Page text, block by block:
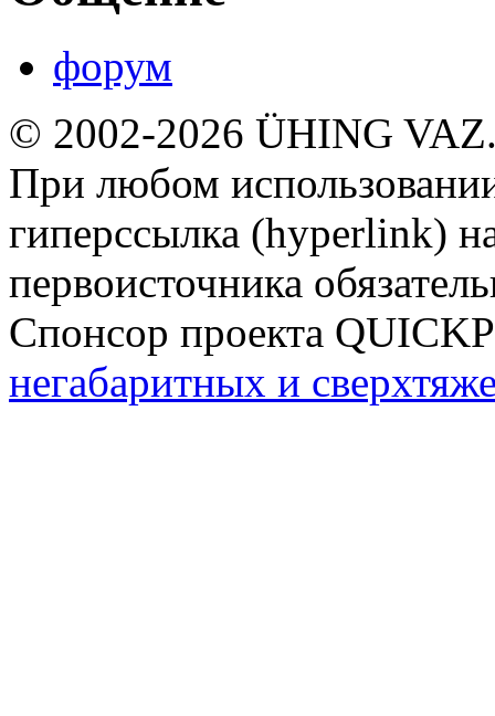
форум
© 2002-2026 ÜHING
При любом
гиперссылка (hyperlink)
первоисточника
Спонсор проекта
негабаритных и